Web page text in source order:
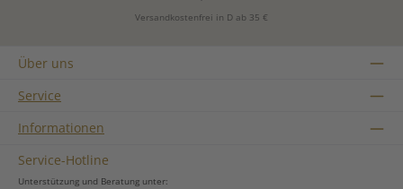
Versandkostenfrei in D ab 35 €
Über uns
Service
Informationen
Service-Hotline
Unterstützung und Beratung unter: